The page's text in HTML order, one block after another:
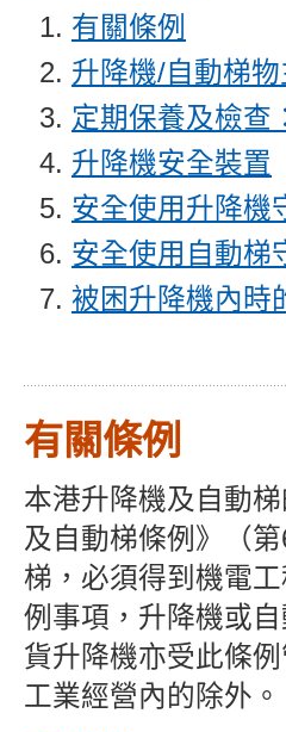
有關條例
升降機/自動梯
定期保養及檢查
升降機安全裝置
安全使用升降機
安全使用自動梯
被困升降機內時
有關條例
本港升降機及自動
及自動梯條例》（
梯，必須得到機電
例事項，升降機或
貨升降機亦受此條
工業經營內的除外。